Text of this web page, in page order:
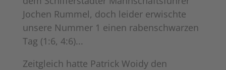
Jochen Rummel, doch leider erwischte
unsere Nummer 1 einen rabenschwarzen
Tag (1:6, 4:6)...
Zeitgleich hatte Patrick Woidy den